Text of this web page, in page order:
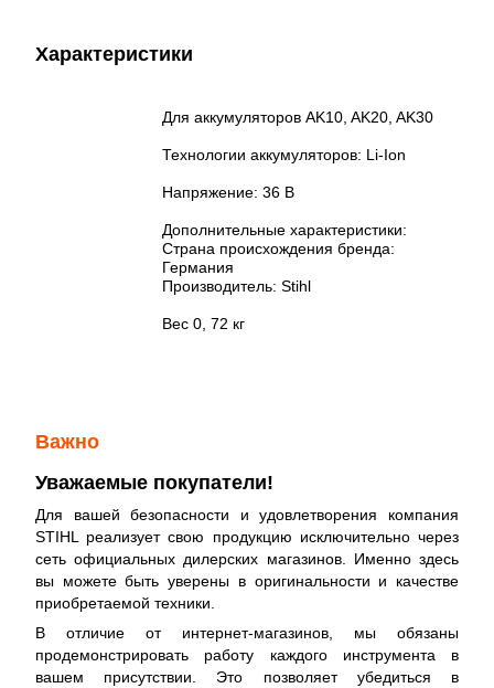
Характеристики
Для аккумуляторов AK10, AK20, AK30
Технологии аккумуляторов: Li-Ion
Напряжение: 36 В
Дополнительные характеристики:
Страна происхождения бренда:
Германия
Производитель: Stihl
Вес 0, 72 кг
Важно
Уважаемые покупатели!
Для вашей безопасности и удовлетворения компания
STIHL реализует свою продукцию исключительно через
сеть официальных дилерских магазинов. Именно здесь
вы можете быть уверены в оригинальности и качестве
приобретаемой техники.
В отличие от интернет-магазинов, мы обязаны
продемонстрировать работу каждого инструмента в
вашем присутствии. Это позволяет убедиться в